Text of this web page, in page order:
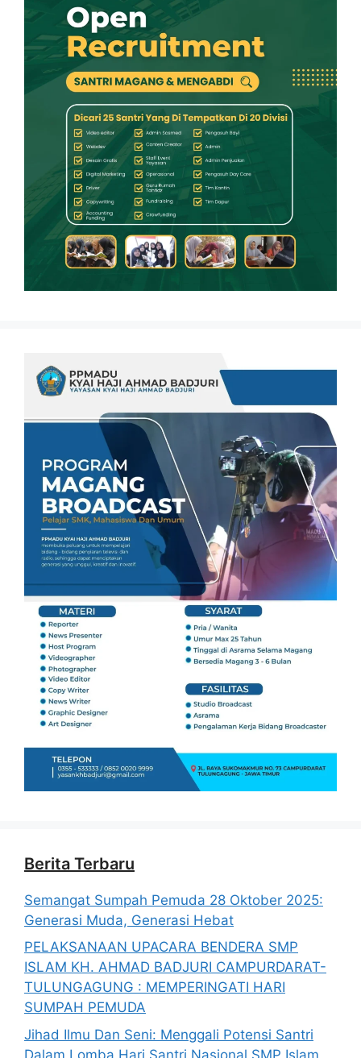
Berita Terbaru
Semangat Sumpah Pemuda 28 Oktober 2025:
Generasi Muda, Generasi Hebat
PELAKSANAAN UPACARA BENDERA SMP
ISLAM KH. AHMAD BADJURI CAMPURDARAT-
TULUNGAGUNG : MEMPERINGATI HARI
SUMPAH PEMUDA
Jihad Ilmu Dan Seni: Menggali Potensi Santri
Dalam Lomba Hari Santri Nasional SMP Islam